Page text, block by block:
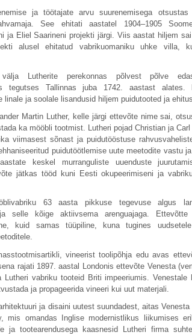
ja töötajate arvu suurenemisega
See ehitati aastatel 1904–1905
ja Eliel Saarineni projekti järgi. Viis aastat hiljem
alusel ehitatud vabrikuomaniku uhke villa,
Lutherite perekonnas põlvest põlve
tegutses Tallinnas juba 1742. aastast alates.
linale ja soolale lisandusid hiljem puidutooted ja
Martin Luther, kelle järgi ettevõte nime sai,
ka mööbli tootmist. Lutheri pojad Christian ja
viimasest sõnast ja puidutööstuse
puidutöötlemise uute meetodite vastu
keskel murranguliste uuenduste
jätkas tööd kuni Eesti okupeerimiseni ja
63 aasta pikkuse tegevuse algus
selle kõige aktiivsema arenguajaga.
kuid samas tüüpiline, kuna tugines uudsetele
vineerist toolipõhja edu avas
rajati 1897. aastal Londonis ettevõte Venesta
Lutheri vabriku tooteid Briti impeeriumis. Venestale
ja propageerida vineeri kui uut materjali.
ja disaini uutest suundadest, aitas Venesta
mis omandas Inglise modernistlikus liikumises
ja tootearendusega kaasnesid Lutheri firma